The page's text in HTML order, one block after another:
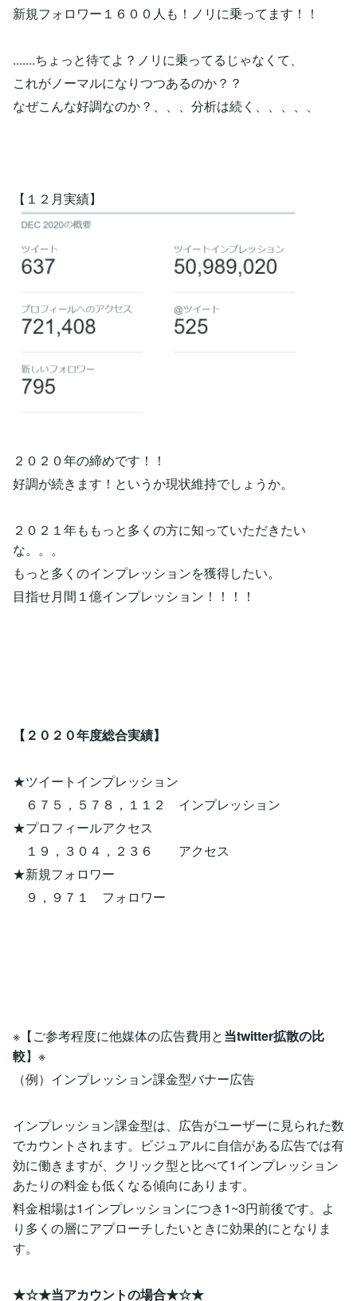
新規フォロワー１６００人も！ノリに乗ってます！！
.......ちょっと待てよ？ノリに乗ってるじゃなくて、
これがノーマルになりつつあるのか？？
なぜこんな好調なのか？、、、分析は続く、、、、、
【１２月実績】
２０２０年の締めです！！
好調が続きます！というか現状維持でしょうか。
２０２１年ももっと多くの方に知っていただきたい
な。。。
もっと多くのインプレッションを獲得したい。
目指せ月間１億インプレッション！！！！
【２０２０年度総合実績】
★ツイートインプレッション
６７５，５７８，１１２ インプレッション
★プロフィールアクセス
１９，３０４，２３６ アクセス
★新規フォロワー
９，９７１ フォロワー
※【ご参考程度に他媒体の広告費用と当twitter拡散の比
較】※
（例）インプレッション課金型バナー広告
インプレッション課金型は、広告がユーザーに見られた数
でカウントされます。ビジュアルに自信がある広告では有
効に働きますが、クリック型と比べて1インプレッション
あたりの料金も低くなる傾向にあります。
料金相場は1インプレッションにつき1~3円前後です。よ
り多くの層にアプローチしたいときに効果的にとなりま
す。
★☆★当アカウントの場合★☆★